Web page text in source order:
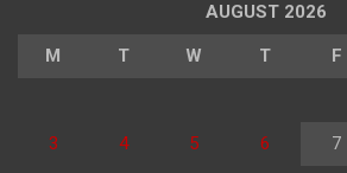
AUGUST 2026
M T W T F
3 4 5 6 7